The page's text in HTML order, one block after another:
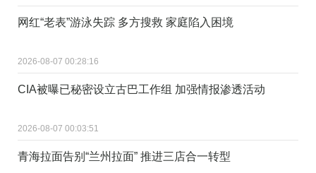
网红“老表”游泳失踪 多方搜救 家庭陷入困境
2026-08-07 00:28:16
CIA被曝已秘密设立古巴工作组 加强情报渗透活动
2026-08-07 00:03:51
青海拉面告别“兰州拉面” 推进三店合一转型